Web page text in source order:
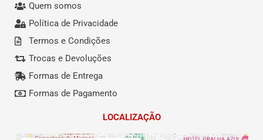
Quem somos
Política de Privacidade
Termos e Condições
Trocas e Devoluções
Formas de Entrega
Formas de Pagamento
LOCALIZAÇÃO